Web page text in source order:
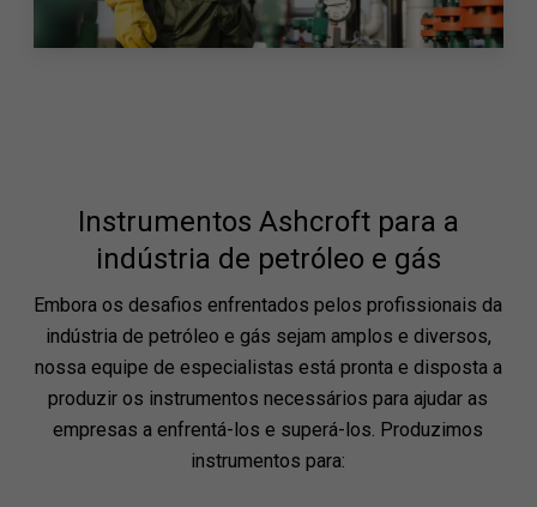
Instrumentos Ashcroft para a
indústria de petróleo e gás
Embora os desafios enfrentados pelos profissionais da
indústria de petróleo e gás sejam amplos e diversos,
nossa equipe de especialistas está pronta e disposta a
produzir os instrumentos necessários para ajudar as
empresas a enfrentá-los e superá-los. Produzimos
instrumentos para: